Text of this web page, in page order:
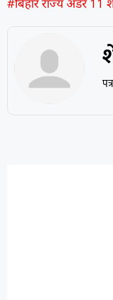
#बिहार राज्य अंडर 11